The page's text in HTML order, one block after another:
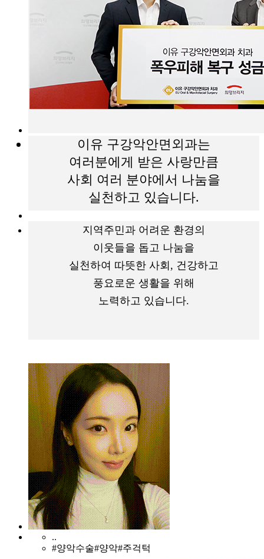
이유 구강악안면외과는
여러분에게 받은 사랑만큼
사회 여러 분야에서 나눔을
실천하고 있습니다.
지역주민과 어려운 환경의
이웃들을 돕고 나눔을
실천하여 따뜻한 사회, 건강하고
풍요로운 생활을 위해
노력하고 있습니다.
..
#양악수술#양악#주걱턱